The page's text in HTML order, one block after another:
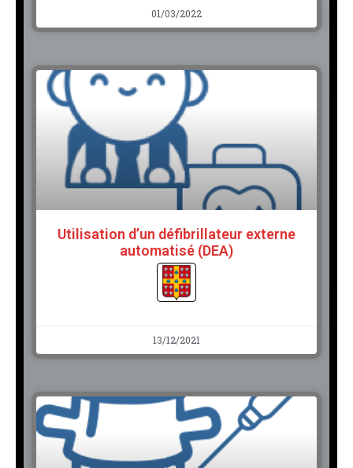
01/03/2022
Utilisation d’un défibrillateur externe
automatisé (DEA)
13/12/2021